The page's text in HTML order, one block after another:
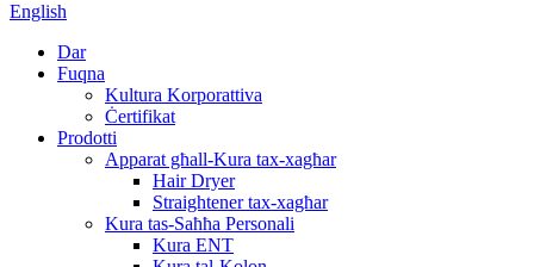
English
Dar
Fuqna
Kultura Korporattiva
Ċertifikat
Prodotti
Apparat għall-Kura tax-xagħar
Hair Dryer
Straightener tax-xagħar
Kura tas-Saħħa Personali
Kura ENT